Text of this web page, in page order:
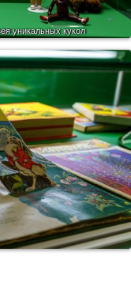
уникальных кукол